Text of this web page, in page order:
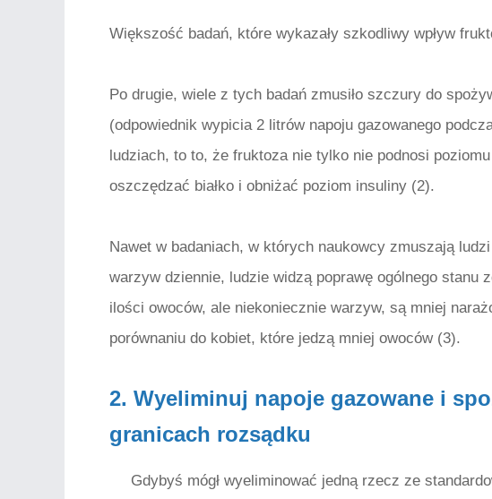
Większość badań, które wykazały szkodliwy wpływ
Po drugie, wiele z tych badań zmusiło szczury do
(odpowiednik wypicia 2 litrów napoju gazowanego
ludziach, to to, że fruktoza nie tylko nie podnosi
oszczędzać białko i obniżać poziom insuliny (2).
Nawet w badaniach, w których naukowcy zmuszają
warzyw dziennie, ludzie widzą poprawę ogólnego stanu
ilości owoców, ale niekoniecznie warzyw, są mniej
porównaniu do kobiet, które jedzą mniej owoców (3).
2. Wyeliminuj napoje gazowane i
granicach rozsądku
Gdybyś mógł wyeliminować jedną rzecz ze